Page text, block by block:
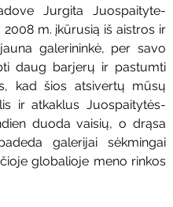
Jurgita Juospaityte-
m. įkūrusią iš aistros ir
galerininkė, per savo
daug barjerų ir pastumti
kad šios atsivertų mūsų
ir atkaklus Juospaitytės-
duoda vaisių, o drąsa
galerijai sėkmingai
globalioje meno rinkos